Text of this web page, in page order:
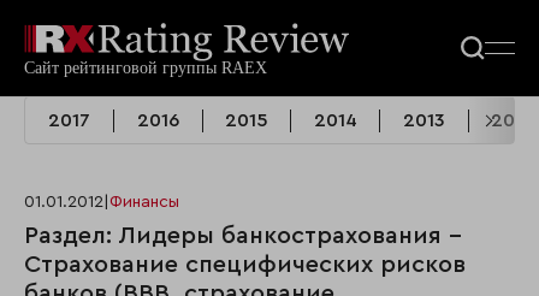
2017 2016 2015 2014 2013 2012
01.01.2012 Финансы
Раздел: Лидеры банкострахования -
Страхование специфических рисков